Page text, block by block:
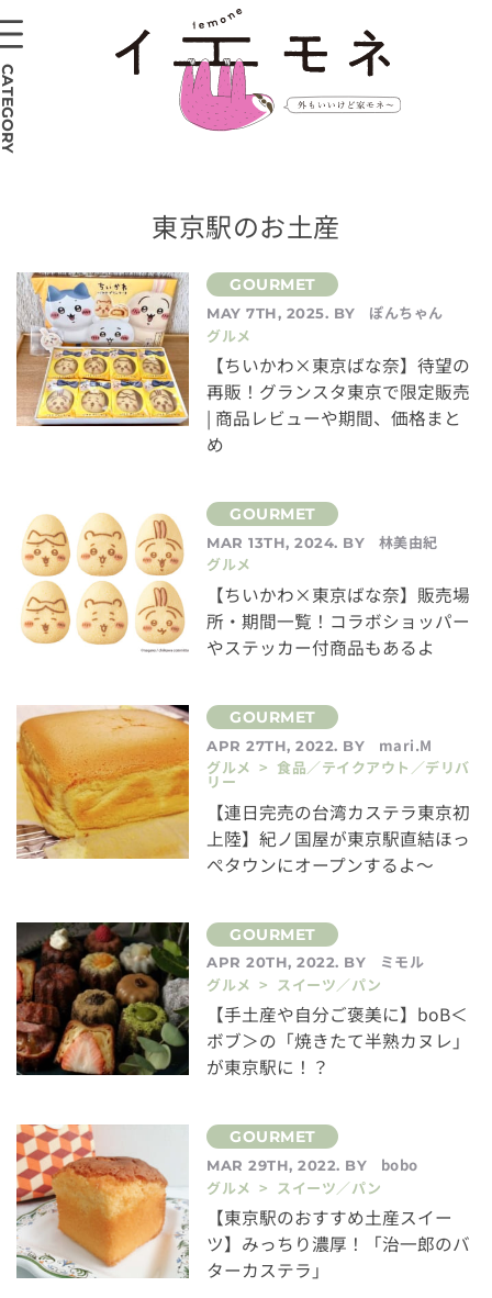
東京駅のお土産
MAY 7TH, 2025. BY
ぽんちゃん
グルメ
【ちいかわ×東京ばな奈】待望の
再販！グランスタ東京で限定販売
| 商品レビューや期間、価格まと
め
MAR 13TH, 2024. BY
林美由紀
グルメ
【ちいかわ×東京ばな奈】販売場
所・期間一覧！コラボショッパー
やステッカー付商品もあるよ
APR 27TH, 2022. BY
mari.M
グルメ > 食品／テイクアウト／デリバ
リー
【連日完売の台湾カステラ東京初
上陸】紀ノ国屋が東京駅直結ほっ
ぺタウンにオープンするよ～
APR 20TH, 2022. BY
ミモル
グルメ > スイーツ／パン
【手土産や自分ご褒美に】boB＜
ボブ＞の「焼きたて半熟カヌレ」
が東京駅に！？
MAR 29TH, 2022. BY
bobo
グルメ > スイーツ／パン
【東京駅のおすすめ土産スイー
ツ】みっちり濃厚！「治一郎のバ
ターカステラ」